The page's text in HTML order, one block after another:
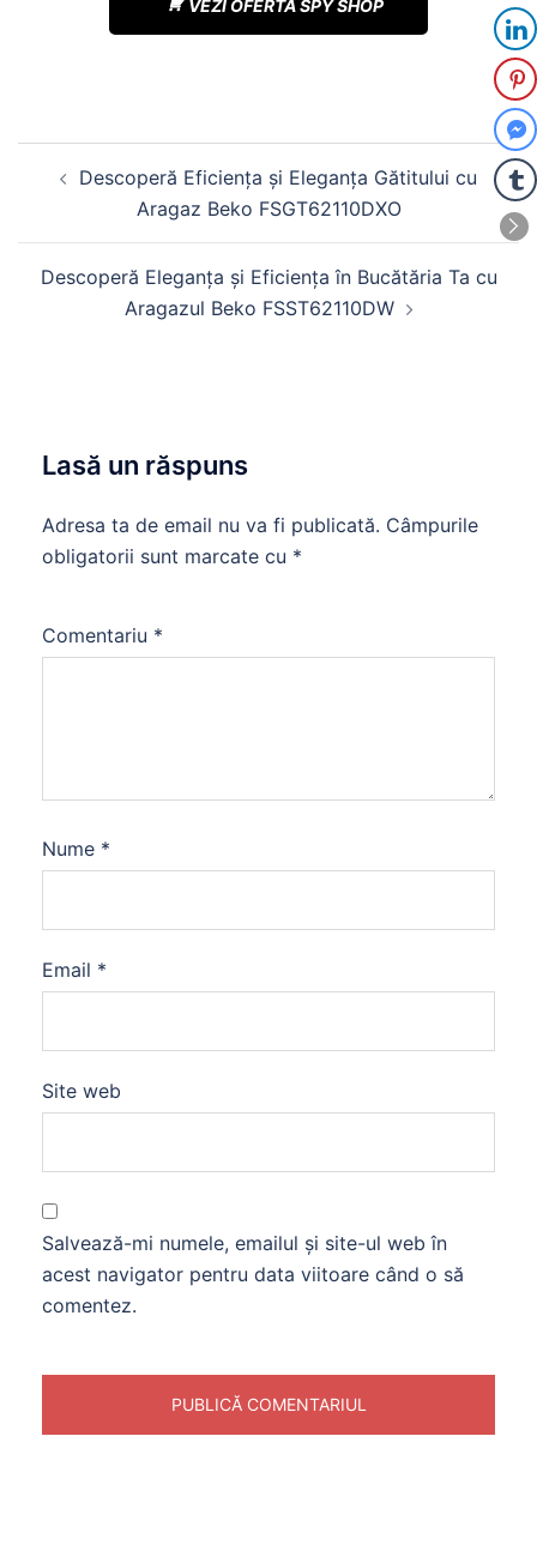
VEZI OFERTA SPY SHOP
Descoperă Eficiența și Eleganța Gătitului cu
Aragaz Beko FSGT62110DXO
Descoperă Eleganța și Eficiența în Bucătăria Ta cu
Aragazul Beko FSST62110DW
Lasă un răspuns
Adresa ta de email nu va fi publicată. Câmpurile
obligatorii sunt marcate cu *
Comentariu *
Nume *
Email *
Site web
Salvează-mi numele, emailul și site-ul web în
acest navigator pentru data viitoare când o să
comentez.